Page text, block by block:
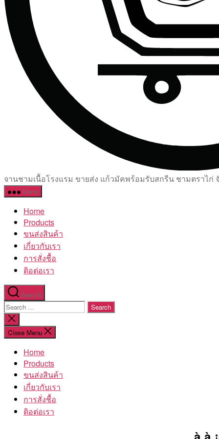
จานชามเนื้อโรงแรม ขายส่ง แก้วมัคพร้อมรับสกรีน ชามตราไก่
Menu
Home
Products
ขนส่งสินค้า
เกี่ยวกับเรา
การสั่งชื้อ
ติอต่อเรา
Search
Search
for:
Close
search
Close Menu
Home
Products
ขนส่งสินค้า
เกี่ยวกับเรา
การสั่งชื้อ
ติอต่อเรา